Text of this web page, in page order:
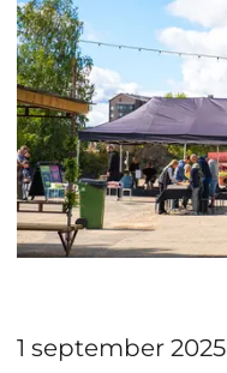
1 september 2025